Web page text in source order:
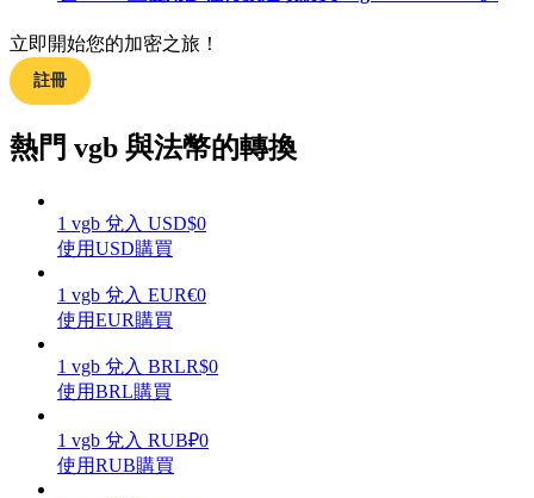
理財
增值寶
立即開始您的加密之旅！
註冊
熱門 vgb 與法幣的轉換
1 vgb 兌入 USD$0
使用USD購買
1 vgb 兌入 EUR€0
使用EUR購買
1 vgb 兌入 BRLR$0
使用BRL購買
1 vgb 兌入 RUB₽0
使用RUB購買